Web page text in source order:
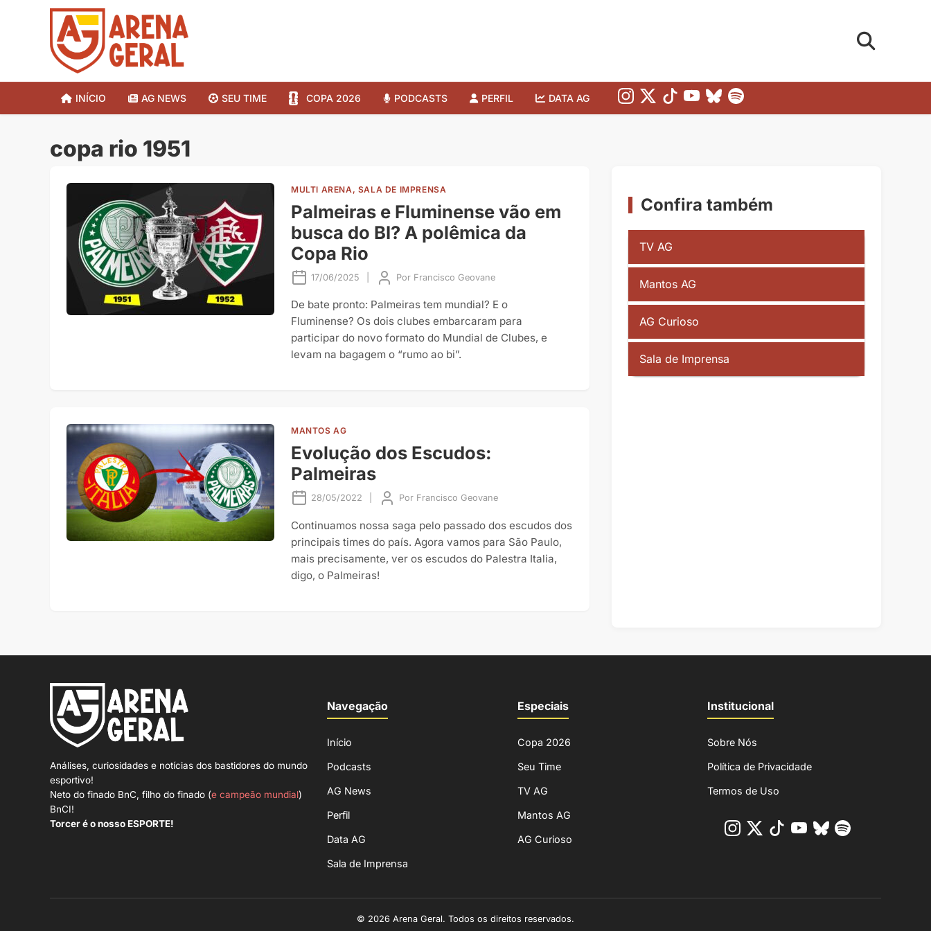
INÍCIO AG NEWS SEU TIME COPA 2026 PODCASTS PERFIL DATA AG
copa rio 1951
MULTI ARENA, SALA DE IMPRENSA
Palmeiras e Fluminense vão em
busca do BI? A polêmica da
Copa Rio
17/06/2025 Por Francisco Geovane
De bate pronto: Palmeiras tem mundial? E o
Fluminense? Os dois clubes embarcaram para
participar do novo formato do Mundial de Clubes, e
levam na bagagem o “rumo ao bi”.
MANTOS AG
Evolução dos Escudos:
Palmeiras
28/05/2022 Por Francisco Geovane
Continuamos nossa saga pelo passado dos escudos dos
principais times do país. Agora vamos para São Paulo,
mais precisamente, ver os escudos do Palestra Italia,
digo, o Palmeiras!
Confira também
TV AG
Mantos AG
AG Curioso
Sala de Imprensa
Análises, curiosidades e notícias dos bastidores do mundo
esportivo!
Neto do finado BnC, filho do finado (e campeão mundial)
BnCI!
Torcer é o nosso ESPORTE!
Navegação
Início
Podcasts
AG News
Perfil
Data AG
Sala de Imprensa
Especiais
Copa 2026
Seu Time
TV AG
Mantos AG
AG Curioso
Institucional
Sobre Nós
Política de Privacidade
Termos de Uso
© 2026 Arena Geral. Todos os direitos reservados.